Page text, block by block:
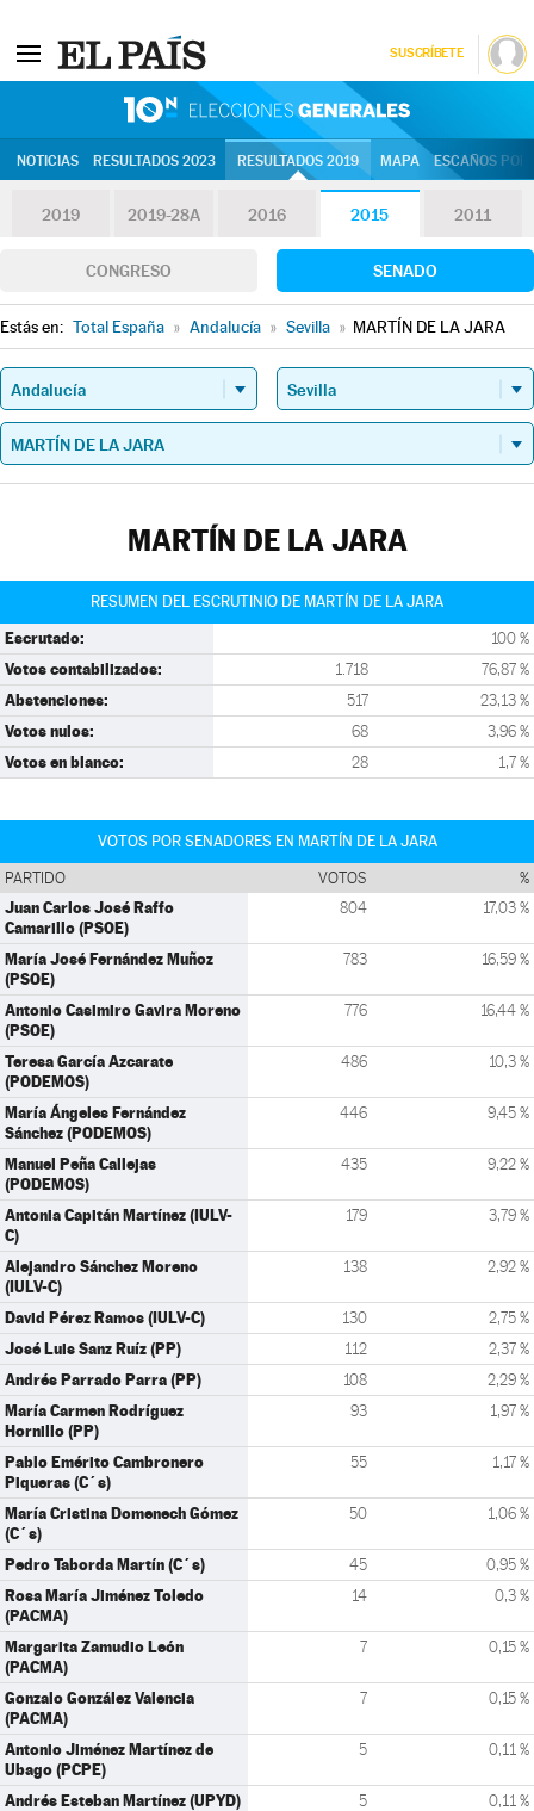
SUSCRÍBETE
NOTICIAS RESULTADOS 2023 RESULTADOS 2019 MAPA ESCAÑOS
2019 2019-28A 2016 2015 2011
CONGRESO SENADO
Estás en: Total España » Andalucía » Sevilla » MARTÍN DE LA JARA
MARTÍN DE LA JARA
RESUMEN DEL ESCRUTINIO DE MARTÍN DE LA JARA
Escrutado: 100 %
Votos contabilizados: 1.718 76,87 %
Abstenciones: 517 23,13 %
Votos nulos: 68 3,96 %
Votos en blanco: 28 1,7 %
VOTOS POR SENADORES EN MARTÍN DE LA JARA
PARTIDO VOTOS %
Juan Carlos José Raffo
Camarillo (PSOE)
804 17,03 %
María José Fernández Muñoz
(PSOE)
783 16,59 %
Antonio Casimiro Gavira Moreno
(PSOE)
776 16,44 %
Teresa García Azcarate
(PODEMOS)
486 10,3 %
María Ángeles Fernández
Sánchez (PODEMOS)
446 9,45 %
Manuel Peña Callejas
(PODEMOS)
435 9,22 %
Antonia Capitán Martínez (IULV-
C)
179 3,79 %
Alejandro Sánchez Moreno
(IULV-C)
138 2,92 %
David Pérez Ramos (IULV-C) 130 2,75 %
José Luis Sanz Ruíz (PP) 112 2,37 %
Andrés Parrado Parra (PP) 108 2,29 %
María Carmen Rodríguez
Hornillo (PP)
93 1,97 %
Pablo Emérito Cambronero
Piqueras (C´s)
55 1,17 %
María Cristina Domenech Gómez
(C´s)
50 1,06 %
Pedro Taborda Martín (C´s) 45 0,95 %
Rosa María Jiménez Toledo
(PACMA)
14 0,3 %
Margarita Zamudio León
(PACMA)
7 0,15 %
Gonzalo González Valencia
(PACMA)
7 0,15 %
Antonio Jiménez Martínez de
Ubago (PCPE)
5 0,11 %
Andrés Esteban Martínez (UPYD) 5 0,11 %